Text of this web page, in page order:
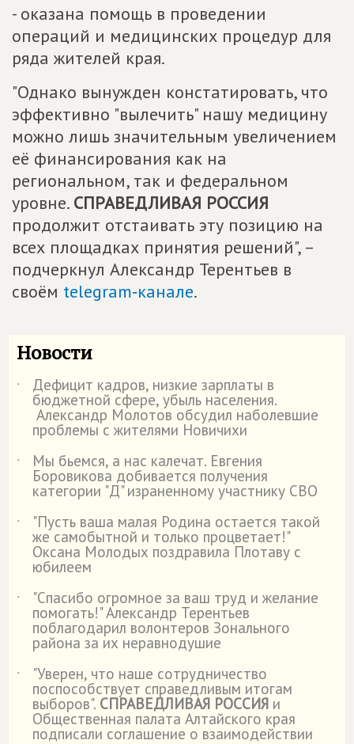
- оказана помощь в проведении
операций и медицинских процедур для
ряда жителей края.
"Однако вынужден констатировать, что
эффективно "вылечить" нашу медицину
можно лишь значительным увеличением
её финансирования как на
региональном, так и федеральном
уровне. СПРАВЕДЛИВАЯ РОССИЯ
продолжит отстаивать эту позицию на
всех площадках принятия решений", –
подчеркнул Александр Терентьев в
своём telegram‑канале.
Новости
˙ Дефицит кадров, низкие зарплаты в
бюджетной сфере, убыль населения.
Александр Молотов обсудил наболевшие
проблемы с жителями Новичихи
˙
Мы бьемся, а нас калечат. Евгения
Боровикова добивается получения
категории "Д" израненному участнику СВО
˙
"Пусть ваша малая Родина остается такой
же самобытной и только процветает!"
Оксана Молодых поздравила Плотаву с
юбилеем
˙
"Спасибо огромное за ваш труд и желание
помогать!" Александр Терентьев
поблагодарил волонтеров Зонального
района за их неравнодушие
˙
"Уверен, что наше сотрудничество
поспособствует справедливым итогам
выборов". СПРАВЕДЛИВАЯ РОССИЯ и
Общественная палата Алтайского края
подписали соглашение о взаимодействии